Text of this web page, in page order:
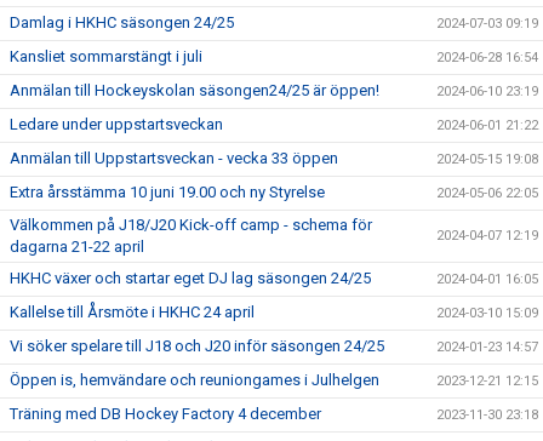
Damlag i HKHC säsongen 24/25 2024-07-03 09:19
Kansliet sommarstängt i juli 2024-06-28 16:54
Anmälan till Hockeyskolan säsongen24/25 är öppen! 2024-06-10 23:19
Ledare under uppstartsveckan 2024-06-01 21:22
Anmälan till Uppstartsveckan - vecka 33 öppen 2024-05-15 19:08
Extra årsstämma 10 juni 19.00 och ny Styrelse 2024-05-06 22:05
Välkommen på J18/J20 Kick-off camp - schema för
dagarna 21-22 april
2024-04-07 12:19
HKHC växer och startar eget DJ lag säsongen 24/25 2024-04-01 16:05
Kallelse till Årsmöte i HKHC 24 april 2024-03-10 15:09
Vi söker spelare till J18 och J20 inför säsongen 24/25 2024-01-23 14:57
Öppen is, hemvändare och reuniongames i Julhelgen 2023-12-21 12:15
Träning med DB Hockey Factory 4 december 2023-11-30 23:18